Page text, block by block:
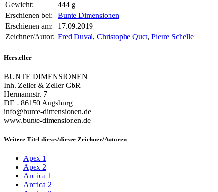
Gewicht:
444 g
Erschienen bei:
Bunte Dimensionen
Erschienen am:
17.09.2019
Zeichner/Autor: Fred Duval, Christophe Quet, Pierre Schelle
Hersteller
BUNTE DIMENSIONEN
Inh. Zeller & Zeller GbR
Hermannstr. 7
DE - 86150 Augsburg
info@bunte-dimensionen.de
www.bunte-dimensionen.de
Weitere Titel dieses/dieser Zeichner/Autoren
Apex 1
Apex 2
Arctica 1
Arctica 2